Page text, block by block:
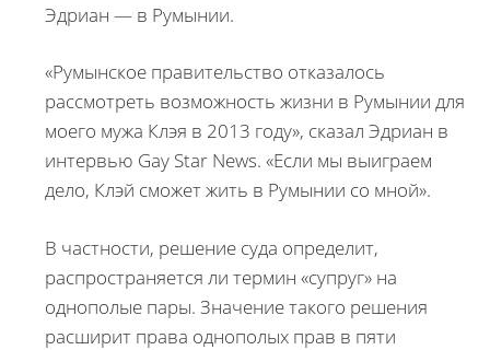
Эдриан — в Румынии.
«Румынское правительство отказалось
рассмотреть возможность жизни в Румынии для
моего мужа Клэя в 2013 году», сказал Эдриан в
интервью Gay Star News. «Если мы выиграем
дело, Клэй сможет жить в Румынии со мной».
В частности, решение суда определит,
распространяется ли термин «супруг» на
однополые пары. Значение такого решения
расширит права однополых прав в пяти